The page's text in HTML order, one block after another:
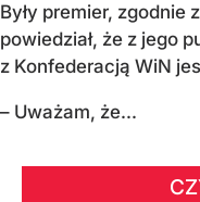
Były premier, zgodnie
powiedział, że z jego
z Konfederacją WiN
– Uważam, że...